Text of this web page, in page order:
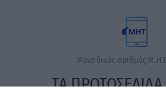
Μοναδικός αριθμός
ΤΑ